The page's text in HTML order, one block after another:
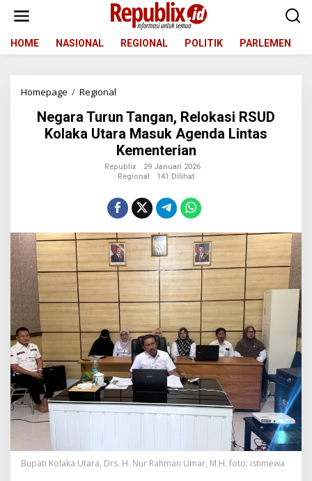
t
HOME NASIONAL REGIONAL POLITIK PARLEMEN
Homepage / Regional
g
a
r
a
T
u
u
n
T
a
n
g
a
n
,
R
e
l
o
k
a
s
i
R
D
K
Negara Turun Tangan, Relokasi RSUD
Kolaka Utara Masuk Agenda Lintas
Kementerian
Republix
29 Januari 2026
Regional
141 Dilihat
Bupati Kolaka Utara, Drs. H. Nur Rahman Umar, M.H. foto: istimewa